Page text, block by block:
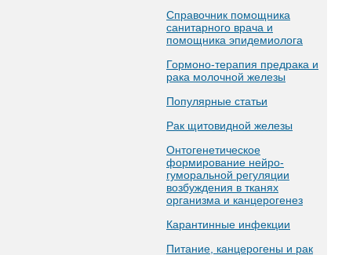
Справочник помощника
санитарного врача и
помощника эпидемиолога
Гормоно-терапия предрака и
рака молочной железы
Популярные статьи
Рак щитовидной железы
Онтогенетическое
формирование нейро-
гуморальной регуляции
возбуждения в тканях
организма и канцерогенез
Карантинные инфекции
Питание, канцерогены и рак